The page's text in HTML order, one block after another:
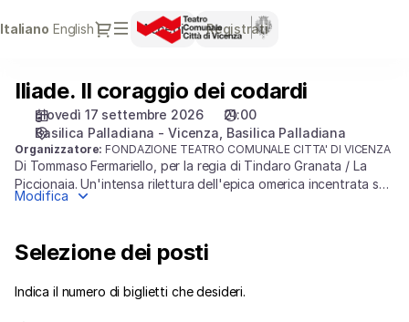
Lingua
Italiano English Dialogo
Accedi Registrati
dei
Palladiana
17.09.2026
21:00
coraggio
codardi]
Iliade.
coraggio
dei
codardi
Iliade. Il coraggio dei codardi
giovedì 17 settembre 2026
21:00
Basilica Palladiana - Vicenza Basilica Palladiana
Organizzatore:FONDAZIONE TEATRO COMUNALE CITTA' DI VICENZA
Di Tommaso Fermariello, per la regia di Tindaro Granata / La
Piccionaia. Un'intensa rilettura dell'epica omerica incentrata sul
tema dell'eroismo, delle paure e delle fragilità degli uomini
Modifica
Selezione dei posti
Indica il numero di biglietti che desideri.